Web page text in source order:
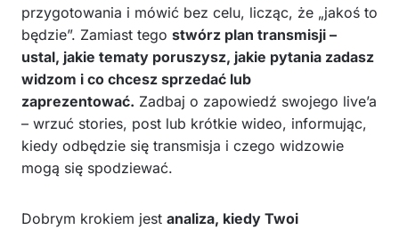
przygotowania i mówić bez celu, licząc, że „jakoś to
będzie”. Zamiast tego stwórz plan transmisji –
ustal, jakie tematy poruszysz, jakie pytania zadasz
widzom i co chcesz sprzedać lub
zaprezentować. Zadbaj o zapowiedź swojego live’a
– wrzuć stories, post lub krótkie wideo, informując,
kiedy odbędzie się transmisja i czego widzowie
mogą się spodziewać.
Dobrym krokiem jest analiza, kiedy Twoi